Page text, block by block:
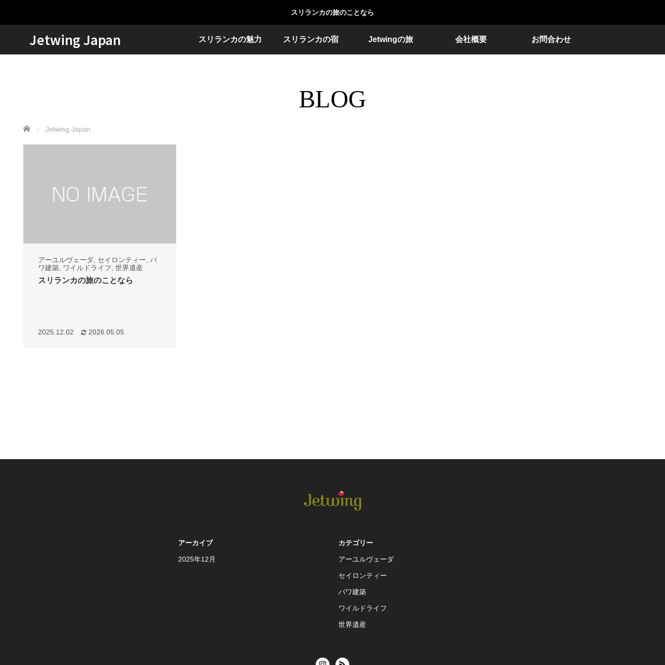
スリランカの旅のことなら
Jetwing Japan スリランカの魅力 スリランカの宿 Jetwingの旅 会社概要 お問合わせ
BLOG
ホーム Jetwing Japan
アーユルヴェーダ セイロンティー バ
ワ建築
ワイルドライフ 世界遺産
スリランカの旅のことなら
2025.12.02 2026.05.05
アーカイブ
2025年12月
カテゴリー
アーユルヴェーダ
セイロンティー
バワ建築
ワイルドライフ
世界遺産